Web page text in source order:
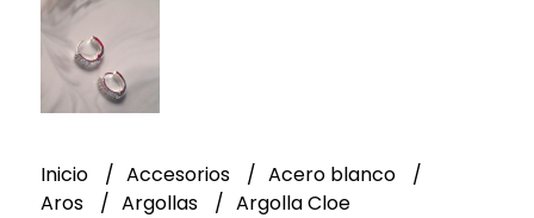
Inicio Accesorios
Acero blanco
Aros
Argollas Argolla Cloe